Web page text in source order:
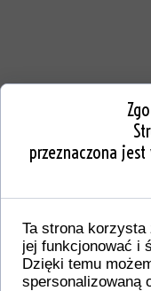
przeznaczona
Ta strona
jej funkcjonować i
Dzięki temu
spersonalizowaną